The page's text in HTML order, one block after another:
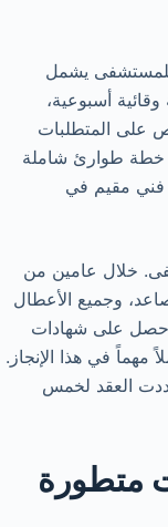
يشمل
أسبوعية،
على المتطلبات
خطة طوارئ شاملة
فني مقيم في
خلال عامين من
وجميع الأعطال
حصل على شهادات
مهماً في هذا الإنجاز.
العقد لخمس
متطورة